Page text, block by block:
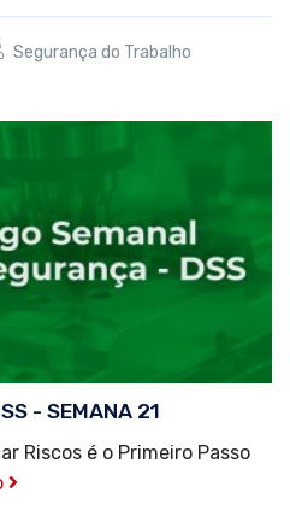
Segurança do Trabalho
- SEMANA 21
Riscos é o Primeiro Passo